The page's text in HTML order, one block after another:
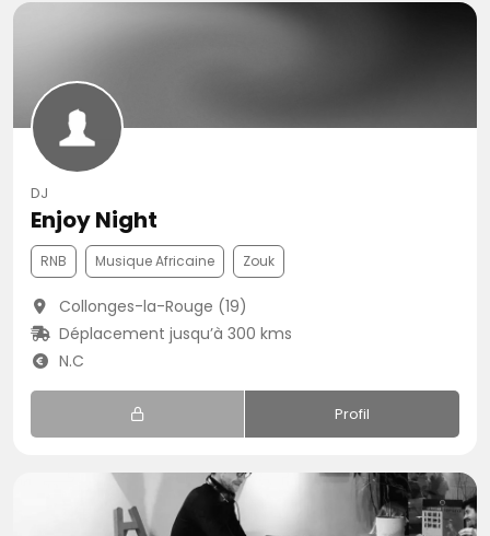
DJ
Enjoy Night
RNB Musique Africaine Zouk
Collonges-la-Rouge (19)
Déplacement jusqu’à 300 kms
N.C
Profil